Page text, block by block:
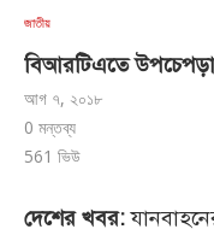
জাতীয়
বিআরটিএতে
আগ ৭, ২০১৮
0 মন্তব্য
561 ভিউ
দেশের খবর: